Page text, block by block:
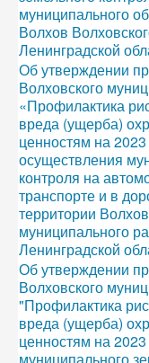
муниципального
Волхов
Ленинградской
Об утверждении
Волховского
«Профилактика
вреда (ущерба)
ценностям на
осуществления
контроля на
транспорте и в
территории
муниципального
Ленинградской
Об утверждении
Волховского
"Профилактика
вреда (ущерба)
ценностям на